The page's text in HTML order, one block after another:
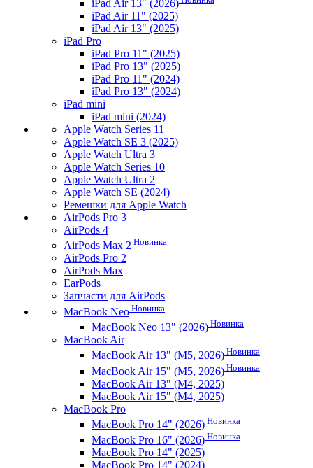
iPad Air 13" (2026)
iPad Air 11" (2025)
iPad Air 13" (2025)
iPad Pro
iPad Pro 11" (2025)
iPad Pro 13" (2025)
iPad Pro 11" (2024)
iPad Pro 13" (2024)
iPad mini
iPad mini (2024)
Apple Watch Series 11
Apple Watch SE 3 (2025)
Apple Watch Ultra 3
Apple Watch Series 10
Apple Watch Ultra 2
Apple Watch SE (2024)
Ремешки для Apple Watch
AirPods Pro 3
AirPods 4
AirPods Max 2 Новинка
AirPods Pro 2
AirPods Max
EarPods
Запчасти для AirPods
MacBook Neo Новинка
MacBook Neo 13" (2026) Новинка
MacBook Air
MacBook Air 13" (M5, 2026) Новинка
MacBook Air 15" (M5, 2026) Новинка
MacBook Air 13" (M4, 2025)
MacBook Air 15" (M4, 2025)
MacBook Pro
MacBook Pro 14" (2026) Новинка
MacBook Pro 16" (2026) Новинка
MacBook Pro 14" (2025)
MacBook Pro 14" (2024)